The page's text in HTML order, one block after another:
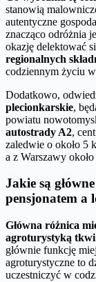
stanowią
autentyczne
znacząco odróżnia
okazję delektować
regionalnych
codziennym życiu
Dodatkowo,
plecionkarskie,
powiatu
autostrady A2,
zaledwie o około 5
a z Warszawy
Jakie są
pensjonatem a
Główna różnica
agroturystyką
głównie funkcję
agroturystyczne to
uczestniczyć w